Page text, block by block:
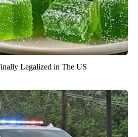
Legalized in The US